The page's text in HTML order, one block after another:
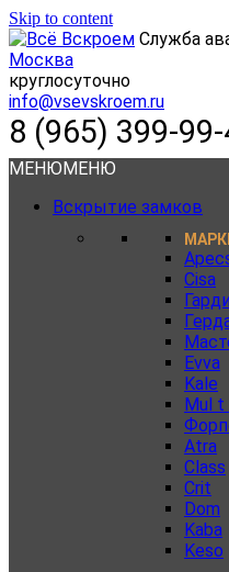
Skip to content
Служба
Москва
круглосуточно
info@vsevskroem.ru
8 (965) 399-
МЕНЮМЕНЮ
Вскрытие замков
Cisa
Evva
Kale
Mul t
Atra
Class
Crit
Dom
Kaba
Keso